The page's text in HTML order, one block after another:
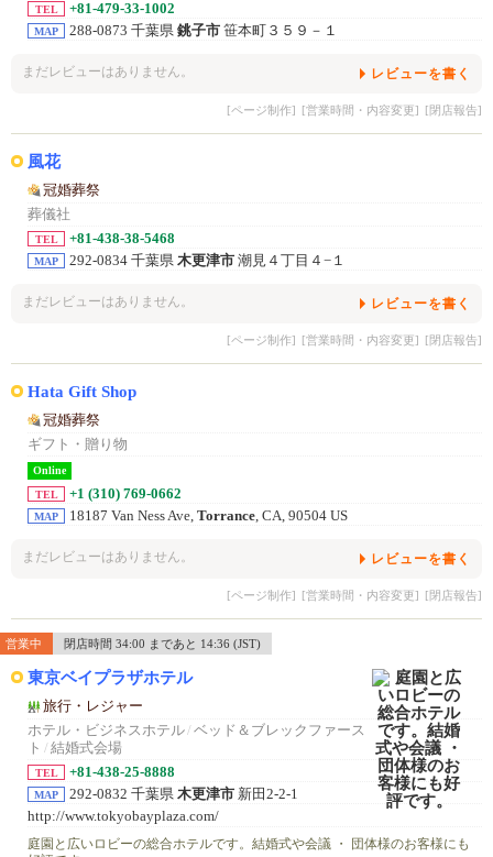
TEL +81-479-33-1002
MAP 288-0873 千葉県 銚子市 笹本町３５９－１
まだレビューはありません。 レビューを書く
[ページ制作] [営業時間・内容変更] [閉店報告]
風花
冠婚葬祭
葬儀社
TEL +81-438-38-5468
MAP 292-0834 千葉県 木更津市 潮見４丁目４−１
まだレビューはありません。 レビューを書く
[ページ制作] [営業時間・内容変更] [閉店報告]
Hata Gift Shop
冠婚葬祭
ギフト・贈り物
Online
TEL
+1 (310) 769-0662
MAP 18187 Van Ness Ave, Torrance, CA, 90504 US
まだレビューはありません。 レビューを書く
[ページ制作] [営業時間・内容変更] [閉店報告]
営業中 閉店時間 34:00 まであと 14:36 (JST)
東京ベイプラザホテル
旅行・レジャー
ホテル・ビジネスホテル/ ベッド＆ブレックファース
ト / 結婚式会場
TEL +81-438-25-8888
MAP 292-0832 千葉県 木更津市 新田2-2-1
http://www.tokyobayplaza.com/
庭園と広いロビーの総合ホテルです。結婚式や会議 ・ 団体様のお客様にも